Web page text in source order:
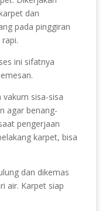
dan
pada pinggiran
ini sifatnya
sisa-sisa
agar benang-
pengerjaan
karpet, bisa
dan dikemas
air. Karpet siap